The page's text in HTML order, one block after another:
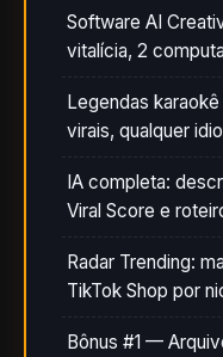
Software AI
vitalícia, 2
Legendas
virais, qualquer
IA completa:
Viral Score e
Radar Trending:
TikTok Shop por
Bônus #1 —